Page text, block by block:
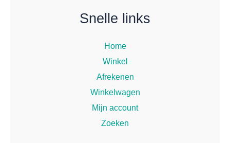
Snelle links
Home
Winkel
Afrekenen
Winkelwagen
Mijn account
Zoeken